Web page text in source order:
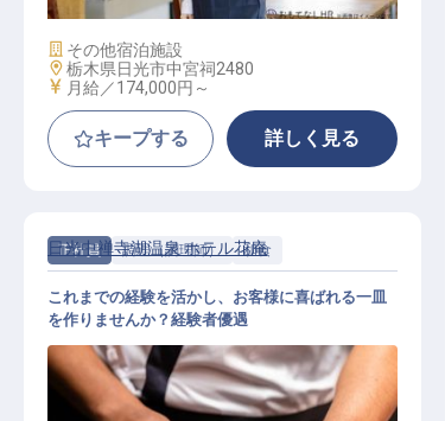
施設業態
その他宿泊施設
勤務地
栃木県日光市中宮祠2480
給与
月給／174,000円～
キープする 詳しく見る
正社員 調理（調理師） 和食
日光中禅寺湖温泉 ホテル花庵
これまでの経験を活かし、お客様に喜ばれる一皿
を作りませんか？経験者優遇